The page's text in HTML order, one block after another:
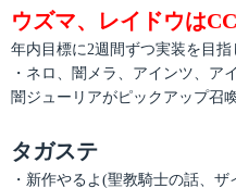
ウズマ、レイドウは
年内目標に2週間ずつ実装を目指
・ネロ、闇メラ、アインツ、ア
闇ジューリアがピックアップ召
タガステ
・新作やるよ(聖教騎士の話、